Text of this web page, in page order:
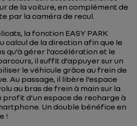
de la voiture, en complément de
par la caméra de recul.
la fonction EASY PARK
calcul de la direction afin que le
qu’à gérer l’accélération et le
il suffit d’appuyer sur un
le véhicule grâce au frein de
Au passage, il libère l’espace
au bras de frein à main sur la
d’un espace de recharge à
Un double bénéfice en
!